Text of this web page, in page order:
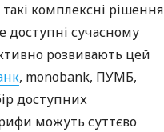
комплексні рішення
доступні сучасному
розвивають цей
, monobank, ПУМБ,
доступних
можуть суттєво